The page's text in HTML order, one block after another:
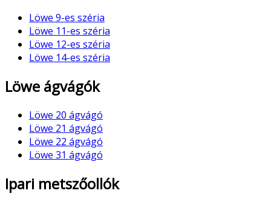
Löwe 9-es széria
Löwe 11-es széria
Löwe 12-es széria
Löwe 14-es széria
Löwe ágvágók
Löwe 20 ágvágó
Löwe 21 ágvágó
Löwe 22 ágvágó
Löwe 31 ágvágó
Ipari metszőollók